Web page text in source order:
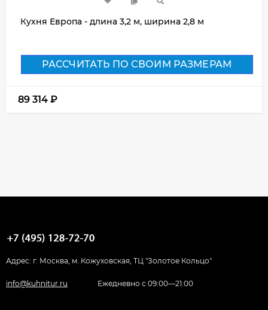
Кухня Европа - длина 3,2 м, ширина 2,8 м
РАССЧИТАТЬ ПО СВОИМ РАЗМЕРАМ
89 314 ₽
Адрес: г. Москва, м. Кожуховская, ТЦ "Золотое Кольцо"
info@kuhnitur.ru Ежедневно с 09:00—21:00